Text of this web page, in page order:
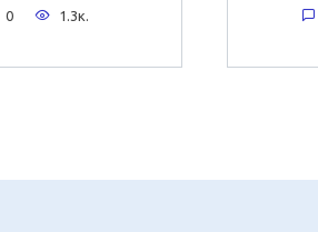
0 1.3к.